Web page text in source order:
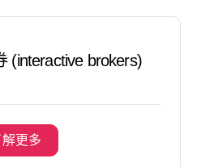
(interactive brokers)
解更多